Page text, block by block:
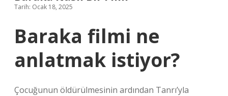
Tarih: Ocak 18, 2025
Baraka filmi ne
anlatmak istiyor?
Çocuğunun öldürülmesinin ardından Tanrı’yla